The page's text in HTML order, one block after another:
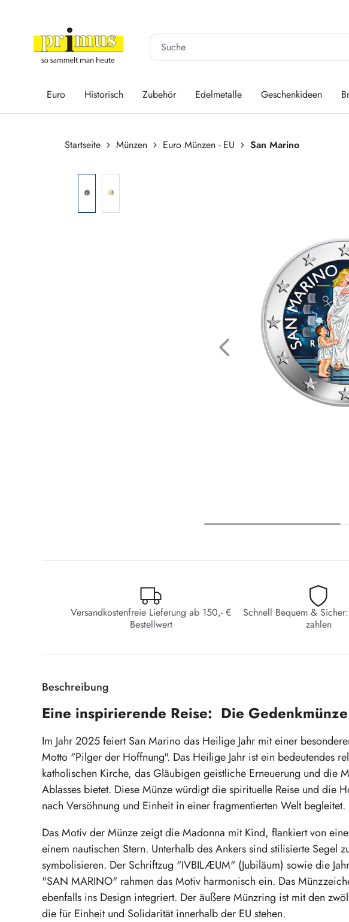
Euro Historisch Zubehör Edelmetalle Geschenkideen
Startseite Münzen Euro Münzen - EU
San Marino
Versandkostenfreie Lieferung ab 150,- €
Bestellwert
Schnell Bequem &
zahlen
Beschreibung
Eine inspirierende Reise: Die
Im Jahr 2025 feiert San Marino das Heilige Jahr mit einer
Motto "Pilger der Hoffnung". Das Heilige Jahr ist ein bedeutendes
katholischen Kirche, das Gläubigen geistliche Erneuerung und die
Ablasses bietet. Diese Münze würdigt die spirituelle Reise und die
nach Versöhnung und Einheit in einer fragmentierten Welt begleitet.
Das Motiv der Münze zeigt die Madonna mit Kind, flankiert von
einem nautischen Stern. Unterhalb des Ankers sind stilisierte Segel
symbolisieren. Der Schriftzug "IVBILÆUM" (Jubiläum) sowie die
"SAN MARINO" rahmen das Motiv harmonisch ein. Das
ebenfalls ins Design integriert. Der äußere Münzring ist mit den
die für Einheit und Solidarität innerhalb der EU stehen.